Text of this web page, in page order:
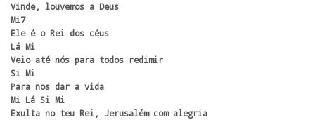
Vinde, louvemos a Deus
Mi7
Ele é o Rei dos céus
Lá Mi
Veio até nós para todos redimir
Si Mi
Para nos dar a vida
Mi Lá Si Mi
Exulta no teu Rei, Jerusalém com alegria